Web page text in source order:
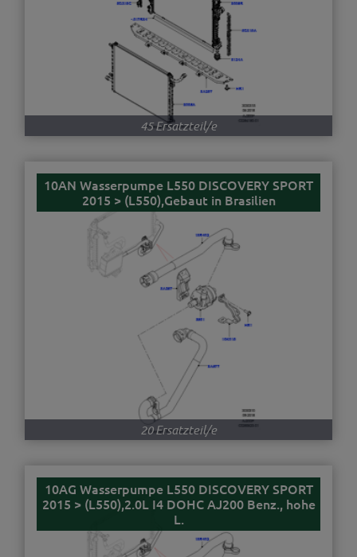
45 Ersatzteil/e
10AN Wasserpumpe L550 DISCOVERY SPORT
2015 > (L550),Gebaut in Brasilien
20 Ersatzteil/e
10AG Wasserpumpe L550 DISCOVERY SPORT
2015 > (L550),2.0L I4 DOHC AJ200 Benz., hohe
L.